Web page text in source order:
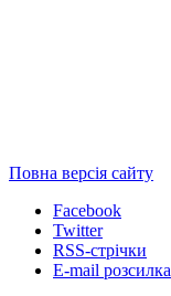
Повна версія сайту
Facebook
Twitter
RSS-стрічки
E-mail розсилка